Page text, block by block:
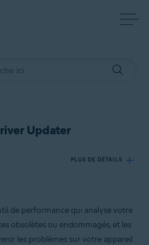
Updater
PLUS DE DÉTAILS
de performance qui analyse votre
obsolètes ou endommagés, et les
les problèmes sur votre appareil